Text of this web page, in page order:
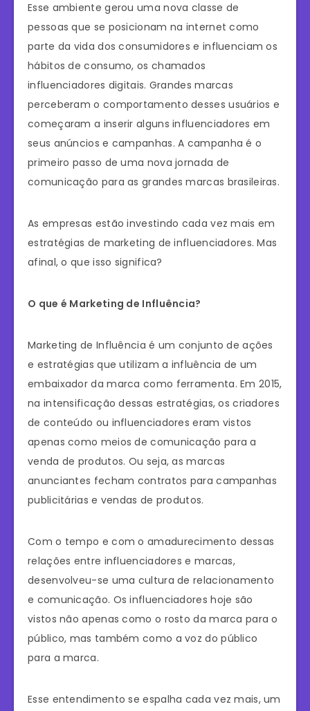
Esse ambiente gerou uma nova classe de
pessoas que se posicionam na internet como
parte da vida dos consumidores e influenciam os
hábitos de consumo, os chamados
influenciadores digitais. Grandes marcas
perceberam o comportamento desses usuários e
começaram a inserir alguns influenciadores em
seus anúncios e campanhas. A campanha é o
primeiro passo de uma nova jornada de
comunicação para as grandes marcas brasileiras.
As empresas estão investindo cada vez mais em
estratégias de marketing de influenciadores. Mas
afinal, o que isso significa?
O que é Marketing de Influência?
Marketing de Influência é um conjunto de ações
e estratégias que utilizam a influência de um
embaixador da marca como ferramenta. Em 2015,
na intensificação dessas estratégias​​​, os criadores
de conteúdo ou influenciadores eram vistos
apenas como meios de comunicação para a
venda de produtos. Ou seja, as marcas
anunciantes fecham contratos para campanhas
publicitárias e vendas de produtos.
Com o tempo e com o amadurecimento dessas
relações entre influenciadores e marcas,
desenvolveu-se uma cultura de relacionamento
e comunicação. Os influenciadores hoje são
vistos não apenas como o rosto da marca para o
público, mas também como a voz do público
para a marca.
Esse entendimento se espalha cada vez mais, um